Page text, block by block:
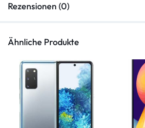
Rezensionen (0)
Ähnliche Produkte